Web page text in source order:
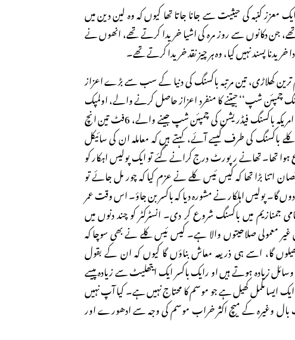
معزز کنبہ کی حیثیت سے جانا جاتا تھا کیوں کہ وہ لین دین میں
جن دکانوں سے روز مرہ کی اشیا خریدا کرتے تھے، انھوں نے
پسند نہیں کیا، وہ ہر چیز نقد خریدا کرتے تھے۔
کھلاڑی، تین مرتبہ باکسنگ کی دنیا کے سب سے بڑے اعزاز
چمپئن شپ‘‘ جیتنے کا منفرد اعزاز حاصل کرنے والے، اولمپک
میں سونے کا تمغہ، شمالی امریکہ باکسنگ فیڈریشن کی چمپئن شپ جینے والے، 6فٹ تین انچ
باکسنگ کی طرف کیسے آئے، کہتے ہیں کہ معاملہ ان کی سائیکل
تھا۔ تھانے رپورٹ درج کرانے گئے تو ایک پولیس اہکار کو
اتنا بڑا تھا کہ کیس ئیس کلے نے عزم کیا کہ چور مل جائے تو
گا۔ پولیس اہلکار نے مشورہ دیا کہ باکسر بن جاؤ۔ اس وقت عمر
جمنازیم میں باکسنگ شروع کر دی۔ انسٹرکٹر کو چند دنوں میں
غیر معمولی صلاحیتوں والا ہے۔ کیس ئیس کلے نے بھی سوچا کہ
گا، اسے ہی ذریعہ معاش بناؤں گا کیوں کہ ان کے بقول
زیادہ ہوتے ہیں او رایک باکسر ایک ایتھلیٹ سے زیادہ پیسے
ایسا مکمل کھیل ہے جو موسم کا محتاج نہیں ہے۔ کیا آپ نہیں
بال وغیرہ کے میچ اکثر خراب موسم کی وجہ سے ادھورے اور